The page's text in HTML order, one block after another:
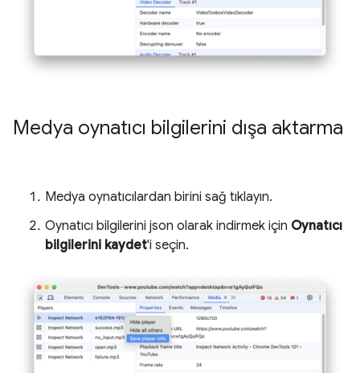
Medya oynatıcı bilgilerini dışa aktarma
Medya oynatıcılardan birini sağ tıklayın.
Oynatıcı bilgilerini json olarak indirmek için Oynatıcı
bilgilerini kaydet'i seçin.